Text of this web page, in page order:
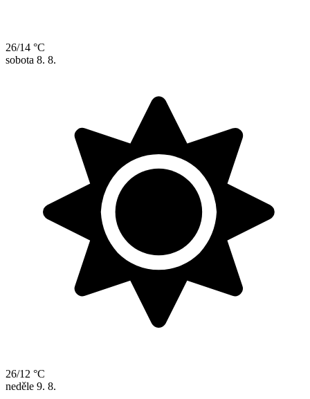
26/14 °C
sobota 8. 8.
26/12 °C
neděle 9. 8.